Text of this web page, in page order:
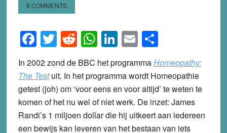
8 COMMENTS
Facebook
Twitter
Reddit
WhatsApp
LinkedIn
EmailShare
In 2002 zond de BBC het programmaHomeopathy:
The Testuit. In het programma wordt Homeopathie
getest (joh) om ‘voor eens en voor altijd’ te weten te
komen of het nu wel of niet werk. De inzet: James
Randi’s 1 miljoen dollar die hij uitkeert aan iedereen
een bewijs kan leveren van het bestaan van iets